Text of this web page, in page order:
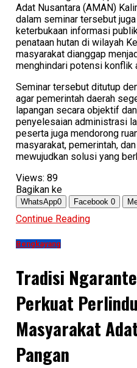
Adat Nusantara (AMAN)
dalam seminar tersebut
keterbukaan informasi
penataan hutan di wilayah
masyarakat dianggap
menghindari potensi konflik
​Seminar tersebut ditutup
agar pemerintah daerah
lapangan secara objektif
penyelesaian administrasi
peserta juga mendorong
masyarakat, pemerintah,
mewujudkan solusi yang
Views: 89
Bagikan ke
WhatsApp0 Facebook 0
Continue Reading
Bengkayang
Tradisi
Perkuat
Masyarakat
Pangan